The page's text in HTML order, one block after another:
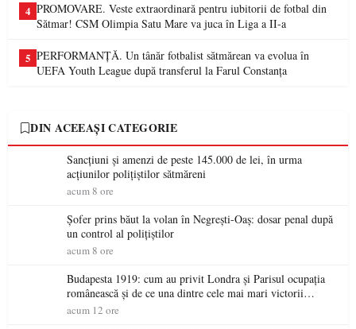
4 PROMOVARE. Veste extraordinară pentru iubitorii de fotbal din
Sătmar! CSM Olimpia Satu Mare va juca în Liga a II-a
5 PERFORMANȚĂ. Un tânăr fotbalist sătmărean va evolua în
UEFA Youth League după transferul la Farul Constanța
DIN ACEEAȘI CATEGORIE
Sancțiuni și amenzi de peste 145.000 de lei, în urma
acțiunilor polițiștilor sătmăreni
acum 8 ore
Șofer prins băut la volan în Negrești-Oaș: dosar penal după
un control al polițiștilor
acum 8 ore
Budapesta 1919: cum au privit Londra și Parisul ocupația
românească și de ce una dintre cele mai mari victorii
militare ale României a devenit o controversă diplomatică
acum 12 ore